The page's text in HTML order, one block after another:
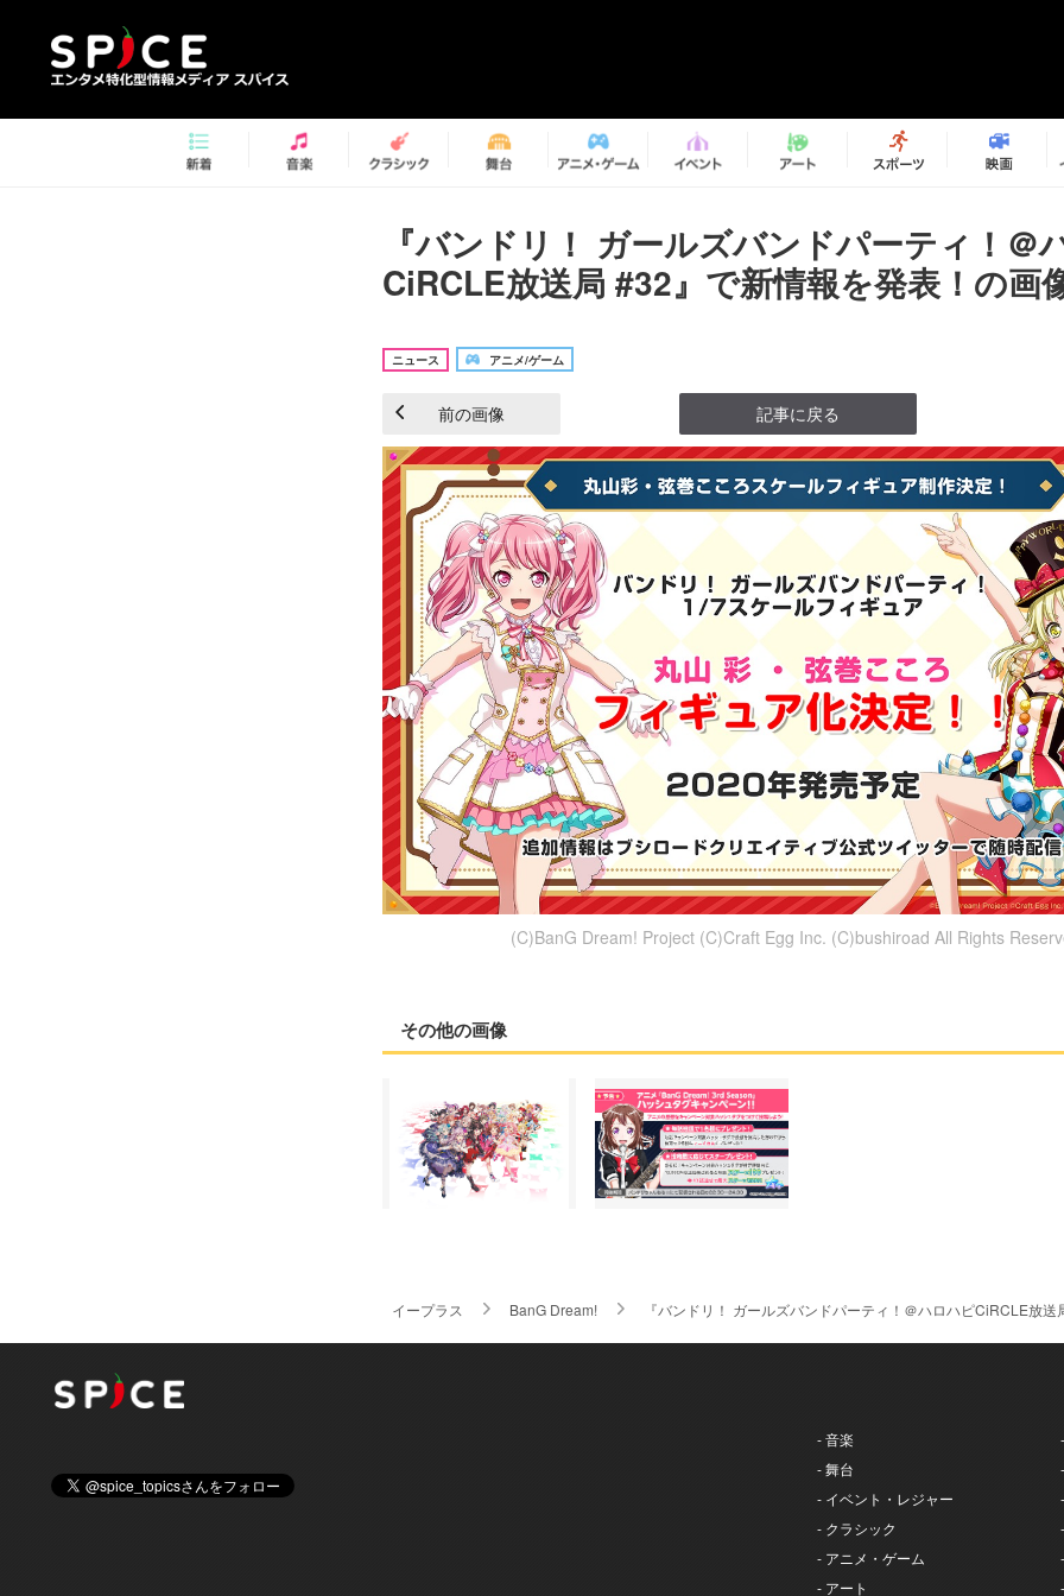
『バンドリ！ ガールズバンドパーティ！＠
CiRCLE放送局 #32』で新情報を発表！の画
ニュース アニメ/ゲーム
前の画像 記事に戻る
(C)BanG Dream! Project (C)Craft Egg Inc. (C)bushiroad All Rights
その他の画像
イープラス BanG Dream! 『バンドリ！ ガールズバンドパーティ！＠ハロハピCiRCLE放
- 音楽
- 舞台
- イベント・レジャー
- クラシック
- アニメ・ゲーム
- アート